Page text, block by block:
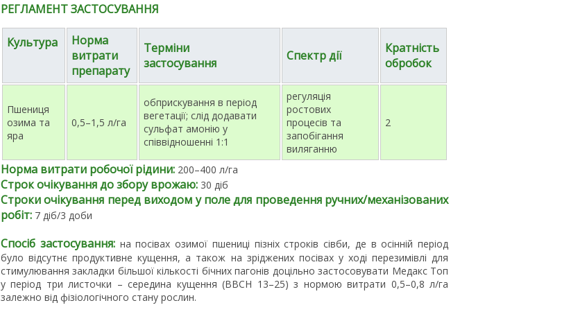
РЕГЛАМЕНТ ЗАСТОСУВАННЯ
Культура
Норма
витрати
препарату
Терміни
застосування
Спектр дії
Кратність
обробок
Пшениця
озима та
яра
0,5–1,5 л/га
обприскування в період
вегетації; слід додавати
сульфат амонію у
співвідношенні 1:1
регуляція
ростових
процесів та
запобігання
виляганню
2
Норма витрати робочої рідини: 200–400 л/га
Строк очікування до збору врожаю: 30 діб
Строки очікування перед виходом у поле для проведення ручних/механізованих
робіт: 7 діб/3 доби
Спосіб застосування:на посівах озимої пшениці пізніх строків сівби, де в осінній період
було відсутнє продуктивне кущення, а також на зріджених посівах у ході перезимівлі для
стимулювання закладки більшої кількості бічних пагонів доцільно застосовувати Медакс Топ
у період три листочки – середина кущення (ВВСН 13–25) з нормою витрати 0,5–0,8 л/га
залежно від фізіологічного стану рослин.